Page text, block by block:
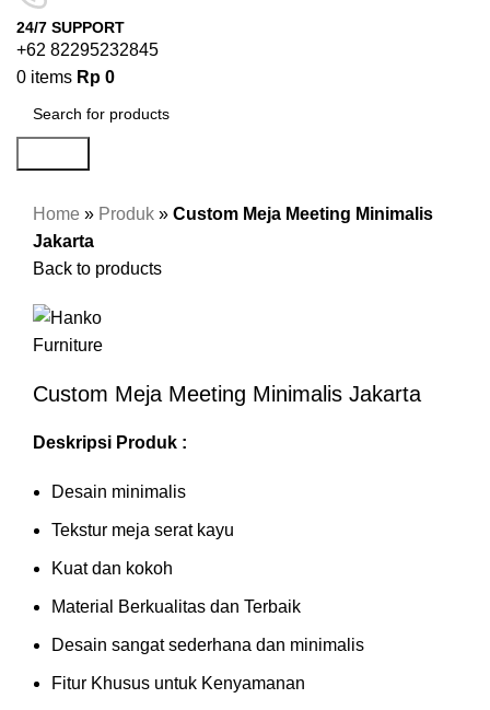
24/7 SUPPORT
+62 82295232845
0 items Rp 0
Home » Produk » Custom Meja Meeting Minimalis
Jakarta
Back to products
Custom Meja Meeting Minimalis Jakarta
Deskripsi Produk :
Desain minimalis
Tekstur meja serat kayu
Kuat dan kokoh
Material Berkualitas dan Terbaik
Desain sangat sederhana dan minimalis
Fitur Khusus untuk Kenyamanan